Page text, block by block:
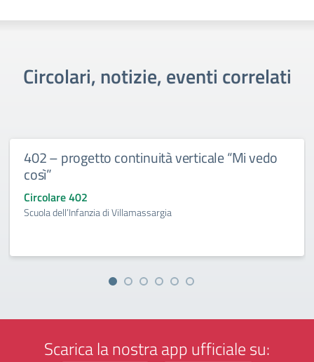
Circolari, notizie, eventi correlati
402 – progetto continuità verticale “Mi vedo
così”
Circolare 402
Scuola dell’Infanzia di Villamassargia
Scarica la nostra app ufficiale su: